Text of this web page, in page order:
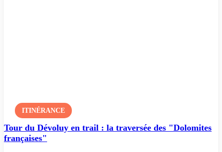
ITINÉRANCE
Tour du Dévoluy en trail : la traversée des "Dolomites
françaises"